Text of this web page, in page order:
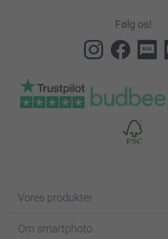
Følg os!
Vores produkter
Fotokort
Om smartphoto